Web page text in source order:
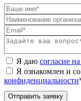
Я даю согласие
Я ознакомлен и
конфиденциальности
Отправить заявку